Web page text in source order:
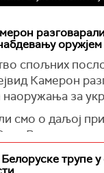
оружјем
спољних
Камерон
наоружања за
смо о даљој
а у Вашингтону
трупе